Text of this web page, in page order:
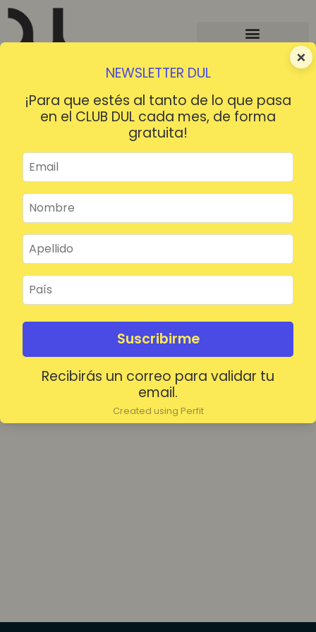
×
NEWSLETTER DUL
¡Para que estés al tanto de lo que pasa
en el CLUB DUL cada mes, de forma
gratuita!
Suscribirme
Recibirás un correo para validar tu
email.
Created using Perfit
¡HOLA!
Mantenerme conectado
Acceder